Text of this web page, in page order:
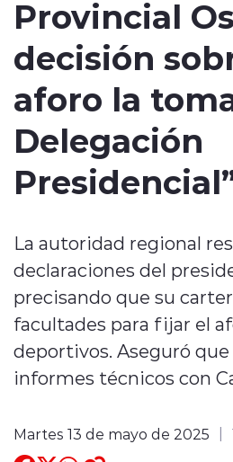
Tendencias
Internacional
Deportes
Entrevistas
modo claro
Provincial
decisión
aforo la
Delegación
La autoridad regional
declaraciones del
precisando que su
facultades para fijar el
deportivos. Aseguró
informes técnicos con
Martes 13 de mayo de 2025